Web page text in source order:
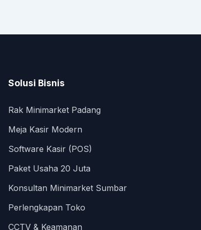
Solusi Bisnis
Rak Minimarket Padang
Meja Kasir Modern
Software Kasir (POS)
Paket Usaha 20 Juta
Konsultan Minimarket Sumbar
Perlengkapan Toko
CCTV & Keamanan